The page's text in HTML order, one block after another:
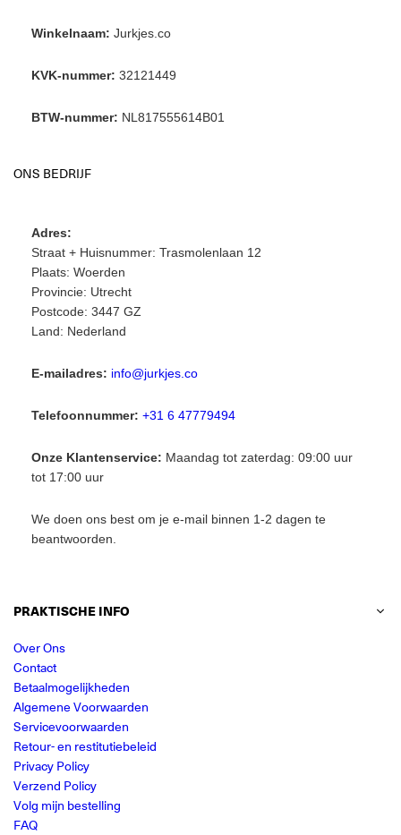
Winkelnaam: Jurkjes.co
KVK-nummer: 32121449
BTW-nummer: NL817555614B01
ONS BEDRIJF
Adres:
Straat + Huisnummer: Trasmolenlaan 12
Plaats: Woerden
Provincie: Utrecht
Postcode: 3447 GZ
Land: Nederland
E-mailadres: info@jurkjes.co
Telefoonnummer: +31 6 47779494
Onze Klantenservice: Maandag tot zaterdag: 09:00 uur
tot 17:00 uur
We doen ons best om je e-mail binnen 1-2 dagen te
beantwoorden.
PRAKTISCHE INFO
Over Ons
Contact
Betaalmogelijkheden
Algemene Voorwaarden
Servicevoorwaarden
Retour- en restitutiebeleid
Privacy Policy
Verzend Policy
Volg mijn bestelling
FAQ